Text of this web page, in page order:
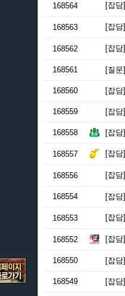
168564 [잡담]
168563 [잡담]
168562 [잡담]
168561 [질문]
168560 [잡담]
168559 [잡담]
168558 [잡담]
168557 [잡담]
168556 [잡담]
168554 [잡담]
168553 [잡담]
168552 [잡담]
168550 [잡담]
168549 [잡담]